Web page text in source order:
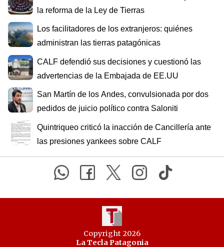
la reforma de la Ley de Tierras
Los facilitadores de los extranjeros: quiénes
administran las tierras patagónicas
CALF defendió sus decisiones y cuestionó las
advertencias de la Embajada de EE.UU
San Martín de los Andes, convulsionada por dos
pedidos de juicio político contra Saloniti
Quintriqueo criticó la inacción de Cancillería ante
las presiones yankees sobre CALF
Copyright 2026
La Tecla Patagonia